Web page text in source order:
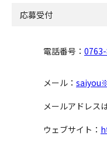
応募受付
電話番号：
メール：
メールアドレス
ウェブサイト：